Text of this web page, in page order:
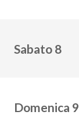
Sabato 8
Domenica 9